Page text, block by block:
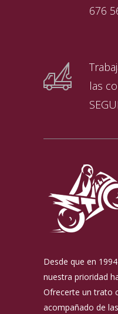
676
las
Desde que en
nuestra prioridad
Ofrecerte un trato
acompañado de